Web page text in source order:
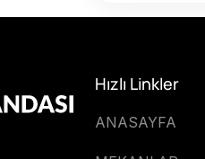
Hızlı Linkler
ANASAYFA